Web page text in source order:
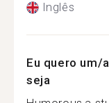
Inglês
Eu quero um/
seja